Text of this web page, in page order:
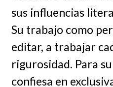
sus influencias
Su trabajo como
editar, a trabajar
rigurosidad. Para
confiesa en